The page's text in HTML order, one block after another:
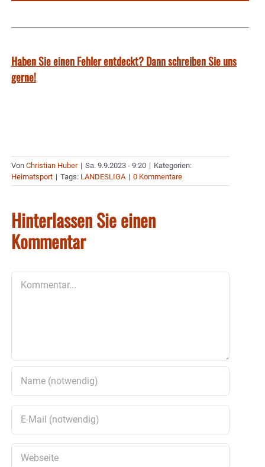
Haben Sie einen Fehler entdeckt? Dann schreiben Sie uns
gerne!
Von Christian Huber | Sa. 9.9.2023 - 9:20 | Kategorien:
Heimatsport | Tags: LANDESLIGA | 0 Kommentare
Hinterlassen Sie einen
Kommentar